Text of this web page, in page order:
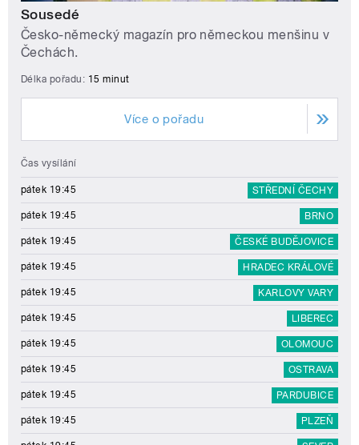
Sousedé
Česko-německý magazín pro německou menšinu v
Čechách.
Délka pořadu: 15 minut
Více o pořadu
Čas vysílání
pátek 19:45 STŘEDNÍ ČECHY
pátek 19:45 BRNO
pátek 19:45 ČESKÉ BUDĚJOVICE
pátek 19:45 HRADEC KRÁLOVÉ
pátek 19:45 KARLOVY VARY
pátek 19:45 LIBEREC
pátek 19:45 OLOMOUC
pátek 19:45 OSTRAVA
pátek 19:45 PARDUBICE
pátek 19:45 PLZEŇ